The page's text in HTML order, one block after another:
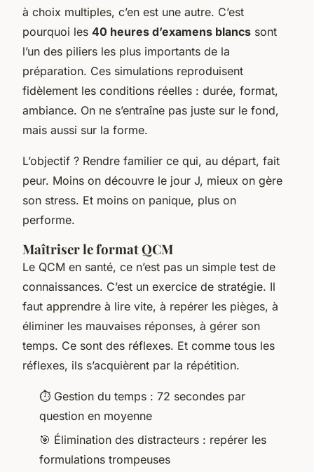
à choix multiples, c’en est une autre. C’est
pourquoi les 40 heures d’examens blancs sont
l’un des piliers les plus importants de la
préparation. Ces simulations reproduisent
fidèlement les conditions réelles : durée, format,
ambiance. On ne s’entraîne pas juste sur le fond,
mais aussi sur la forme.
L’objectif ? Rendre familier ce qui, au départ, fait
peur. Moins on découvre le jour J, mieux on gère
son stress. Et moins on panique, plus on
performe.
Maîtriser le format QCM
Le QCM en santé, ce n’est pas un simple test de
connaissances. C’est un exercice de stratégie. Il
faut apprendre à lire vite, à repérer les pièges, à
éliminer les mauvaises réponses, à gérer son
temps. Ce sont des réflexes. Et comme tous les
réflexes, ils s’acquièrent par la répétition.
⏱️ Gestion du temps : 72 secondes par
question en moyenne
🎯 Élimination des distracteurs : repérer les
formulations trompeuses